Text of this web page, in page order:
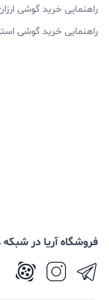
راهنمایی خرید گوشی
راهنمایی خرید گوشی
فروشگاه آریا در